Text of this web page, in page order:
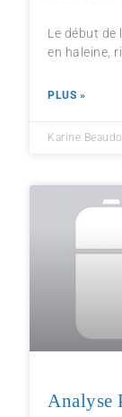
Le début de
en haleine,
PLUS »
Karine
Analyse